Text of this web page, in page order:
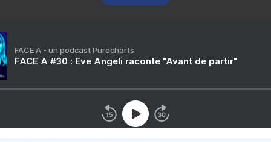
FACE A - un podcast Purecharts
FACE A #30 : Eve Angeli raconte "Avant de partir"